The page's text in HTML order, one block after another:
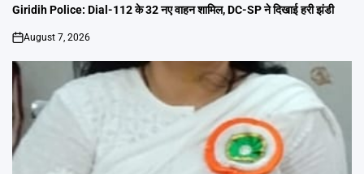
IN
Giridih Police: Dial-112 के 32 नए वाहन शामिल, DC-SP ने दिखाई हरी झंडी
on
August 7, 2026